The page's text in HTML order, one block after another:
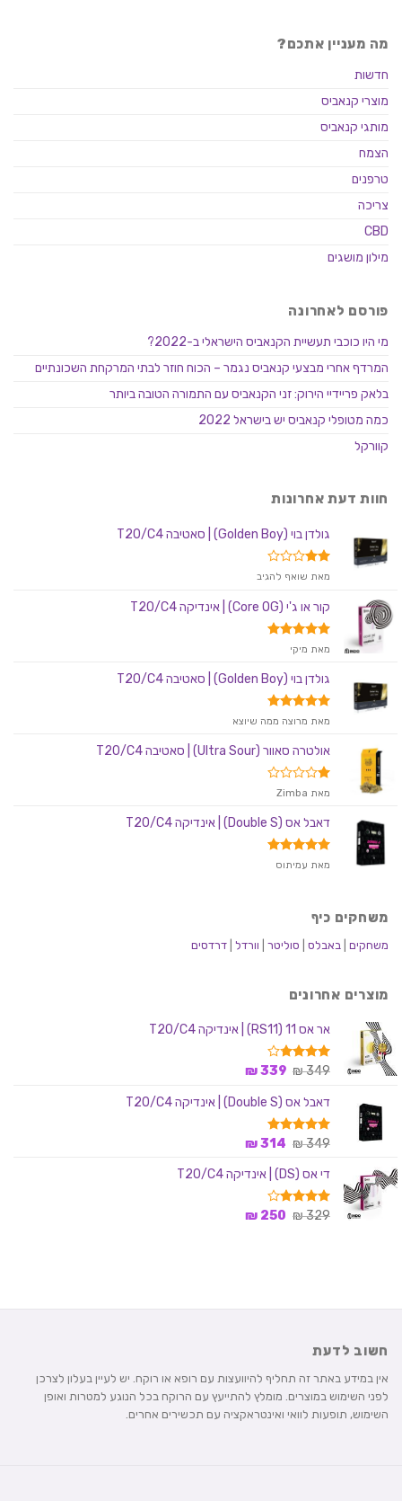
מה מעניין אתכם?
חדשות
מוצרי קנאביס
מותגי קנאביס
הצמח
טרפנים
צריכה
CBD
מילון מושגים
פורסם לאחרונה
מי היו כוכבי תעשיית הקנאביס הישראלי ב-2022?
המרדף אחרי מבצעי קנאביס נגמר – הכוח חוזר לבתי המרקחת השכונתיים
בלאק פריידיי הירוק: זני הקנאביס עם התמורה הטובה ביותר
כמה מטופלי קנאביס יש בישראל 2022
קוורקל
חוות דעת אחרונות
גולדן בוי (Golden Boy) | סאטיבה T20/C4
דורג
5
מאת שואף להגיב
קור או ג'י (Core OG) | אינדיקה T20/C4
דורג5
מאת מיקי
גולדן בוי (Golden Boy) | סאטיבה T20/C4
דורג5
מאת מרוצה ממה שיוצא
אולטרה סאוור (Ultra Sour) | סאטיבה T20/C4
דורג
5
מאת Zimba
דאבל אס (Double S) | אינדיקה T20/C4
דורג5
מאת עמיתוס
משחקים כיף
משחקים באבלס סוליטר וורדל דרדסים
מוצרים אחרונים
אר אס 11 (RS11) | אינדיקה T20/C4
דורג
מתוך 5
349
₪ המחיר
היה:
349 ₪.
339
₪המחיר
הוא:
דאבל אס (Double S) | אינדיקה T20/C4
דורג5.00 349
₪ המחיר
היה:
349 ₪.
314
₪המחיר
הוא:
די אס (DS) | אינדיקה T20/C4
דורג4.00 329
₪ המחיר
250
₪המחיר
חשוב לדעת
אין במידע באתר זה תחליף להיוועצות עם רופא או רוקח. יש לעיין בעלון לצרכן
לפני השימוש במוצרים. מומלץ להתייעץ עם הרוקח בכל הנוגע למטרות ואופן
השימוש, תופעות לוואי ואינטראקציה עם תכשירים אחרים.